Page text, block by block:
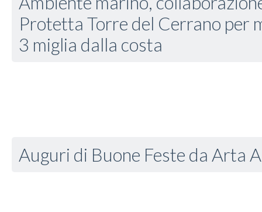
Protetta Torre del Cerrano per
3 miglia dalla costa
Auguri di Buone Feste da Arta